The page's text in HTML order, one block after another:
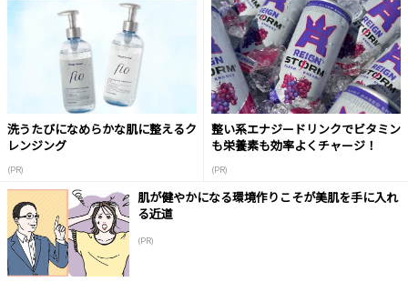
洗うたびになめらかな肌に整えるク
レンジング
(PR)
整い系エナジードリンクでビタミン
も栄養素も効率よくチャージ！
(PR)
肌が健やかになる環境作りこそが美肌を手に入れ
る近道
(PR)